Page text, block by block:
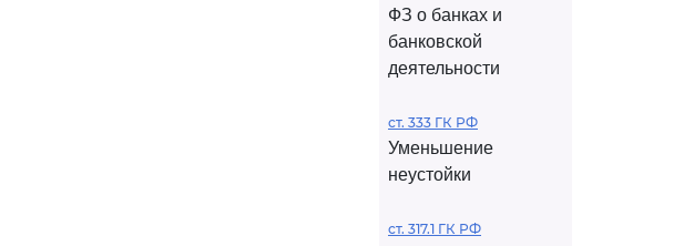
ФЗ о банках и
банковской
деятельности
ст. 333 ГК РФ
Уменьшение
неустойки
ст. 317.1 ГК РФ